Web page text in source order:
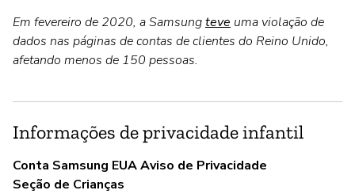
Em fevereiro de 2020, a Samsungteve uma violação de
dados nas páginas de contas de clientes do Reino Unido,
afetando menos de 150 pessoas.
Informações de privacidade infantil
Conta Samsung EUA Aviso de Privacidade
Seção de Crianças